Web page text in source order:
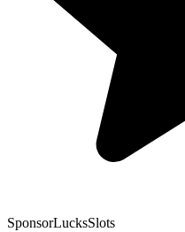
SponsorLucksSlots